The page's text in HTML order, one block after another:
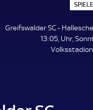
Greifswalder SC -
13:05, Uhr,